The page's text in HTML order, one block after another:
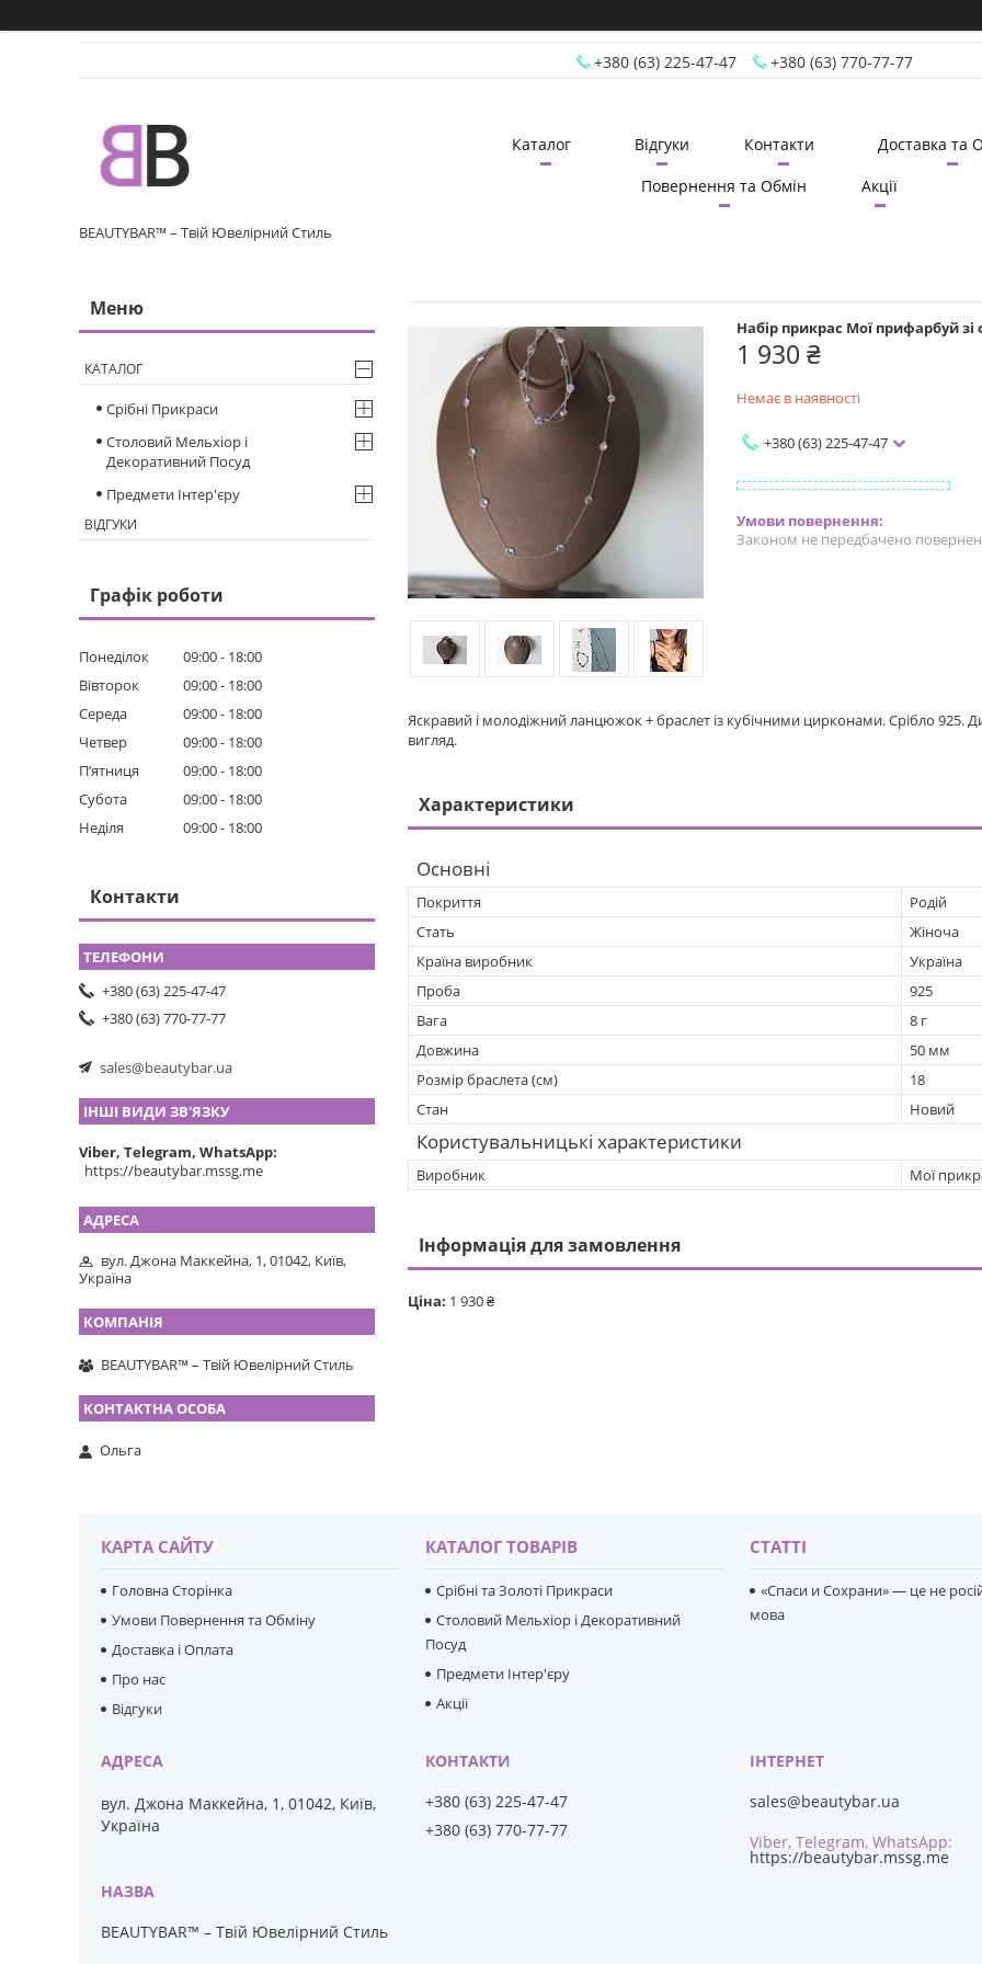
+380 (63) 225-47-47 +380 (63) 770-77-77
BEAUTYBAR™ – Твій Ювелірний Стиль
Каталог Відгуки Контакти
Доставка та
Повернення та Обмін
Акції
Набір прикрас Мої прифарбуй зі
1 930 ₴
Немає в наявності
+380 (63) 225-47-47
Законом не передбачено
Яскравий і молодіжний ланцюжок + браслет із кубічними цирконами. Срібло 925.
вигляд.
Характеристики
Основні
Покриття
Родій
Стать
Жіноча
Країна виробник
Україна
Проба
925
Вага
8 г
Довжина
50 мм
Розмір браслета (см)
18
Стан
Новий
Користувальницькі характеристики
Виробник Мої
Інформація для замовлення
Ціна: 1 930 ₴
КАТАЛОГ
Срібні Прикраси
Столовий Мельхіор і
Декоративний Посуд
Предмети Інтер'єру
ВІДГУКИ
Графік роботи
Понеділок 09:00
18:00
Вівторок
09:00
18:00
Середа
09:00
18:00
Четвер
09:00
18:00
Пʼятниця
09:00
18:00
Субота
09:00
18:00
Неділя
09:00 18:00
Контакти
+380 (63) 225-47-47
+380 (63) 770-77-77
sales@beautybar.ua
ІНШІ ВИДИ ЗВ'ЯЗКУ
Viber, Telegram, WhatsApp
https://beautybar.mssg.me
вул. Джона Маккейна, 1, 01042, Київ,
Україна
BEAUTYBAR™ – Твій Ювелірний Стиль
Ольга
КАРТА САЙТУ
Головна Сторінка
Умови Повернення та Обміну
Доставка і Оплата
Про нас
Відгуки
КАТАЛОГ ТОВАРІВ
Срібні та Золоті Прикраси
Столовий Мельхіор і Декоративний
Посуд
Предмети Інтер'єру
Акції
СТАТТІ
«Спаси и Сохрани» — це не
мова
вул. Джона Маккейна, 1, 01042, Київ,
Україна
BEAUTYBAR™ – Твій Ювелірний Стиль
+380 (63) 225-47-47
+380 (63) 770-77-77
sales@beautybar.ua
Viber, Telegram, WhatsApp
https://beautybar.mssg.me